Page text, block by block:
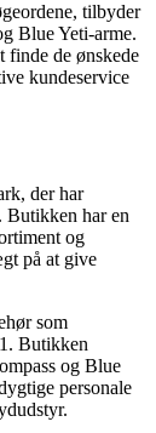
tilbyder
Blue Yeti-arme.
finde de ønskede
kundeservice
der har
Butikken har en
og
på at give
som
Butikken
og Blue
personale